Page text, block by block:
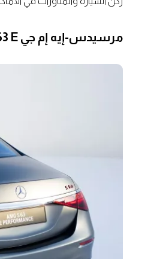
مرسيدس-إيه إم جي S63 E بيرفورمانس 2024: أداء ثوري